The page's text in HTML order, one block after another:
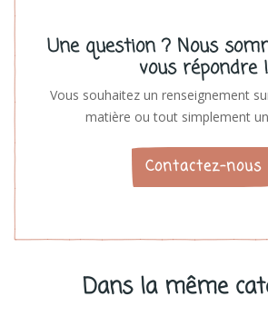
Une question ? Nous
vous répondre !
Vous souhaitez un renseignement
matière ou tout simplement
Contactez-nous
Dans la même